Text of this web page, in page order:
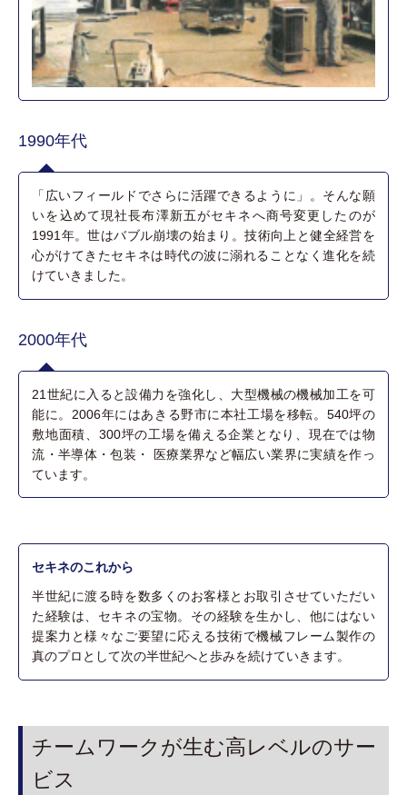
1990年代
「広いフィールドでさらに活躍できるように」。そんな願
いを込めて現社長布澤新五がセキネへ商号変更したのが
1991年。世はバブル崩壊の始まり。技術向上と健全経営を
心がけてきたセキネは時代の波に溺れることなく進化を続
けていきました。
2000年代
21世紀に入ると設備力を強化し、大型機械の機械加工を可
能に。2006年にはあきる野市に本社工場を移転。540坪の
敷地面積、300坪の工場を備える企業となり、現在では物
流・半導体・包装・ 医療業界など幅広い業界に実績を作っ
ています。
セキネのこれから
半世紀に渡る時を数多くのお客様とお取引させていただい
た経験は、セキネの宝物。その経験を生かし、他にはない
提案力と様々なご要望に応える技術で機械フレーム製作の
真のプロとして次の半世紀へと歩みを続けていきます。
チームワークが生む高レベルのサー
ビス